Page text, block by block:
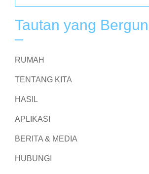
Tautan yang
RUMAH
TENTANG KITA
HASIL
APLIKASI
BERITA & MEDIA
HUBUNGI